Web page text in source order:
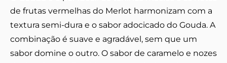
de frutas vermelhas do Merlot harmonizam com a
textura semi-dura e o sabor adocicado do Gouda. A
combinação é suave e agradável, sem que um
sabor domine o outro. O sabor de caramelo e nozes